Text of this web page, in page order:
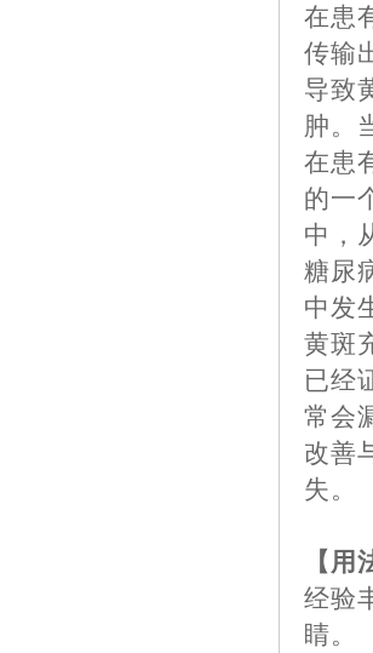
在患
传输
导致
肿。
在患
的一
中，
糖尿
中发
黄斑
已经
常会
改善
失。
【用
经验
睛。